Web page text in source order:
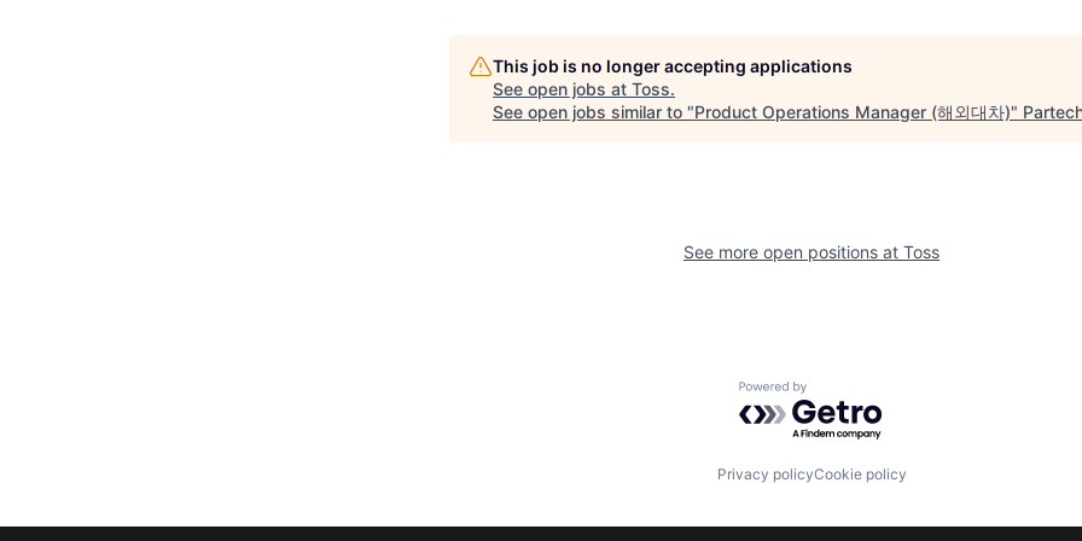
This job is no longer accepting applications
See open jobs at Toss.
See open jobs similar to "Product Operations Manager (해외대차)"
See more open positions at Toss
Powered by Getro.com
Privacy policyCookie policy